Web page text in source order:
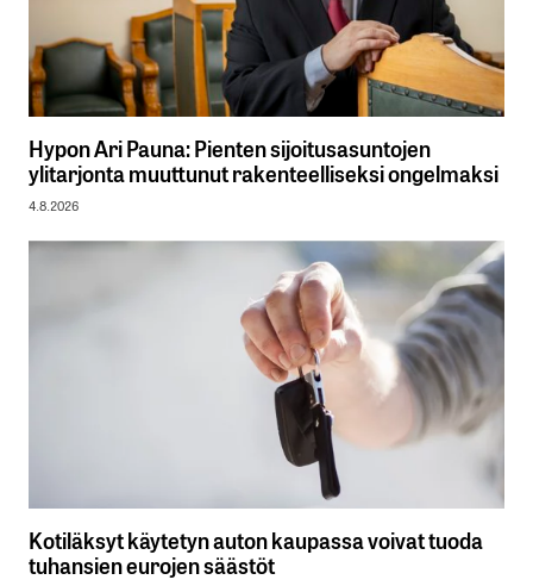
Hypon Ari Pauna: Pienten sijoitusasuntojen
ylitarjonta muuttunut rakenteelliseksi ongelmaksi
4.8.2026
Kotiläksyt käytetyn auton kaupassa voivat tuoda
tuhansien eurojen säästöt